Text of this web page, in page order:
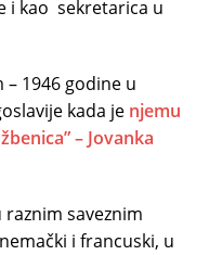
i kao sekretarica u
1946 godine u
kada je njemu
– Jovanka
saveznim
i francuski, u